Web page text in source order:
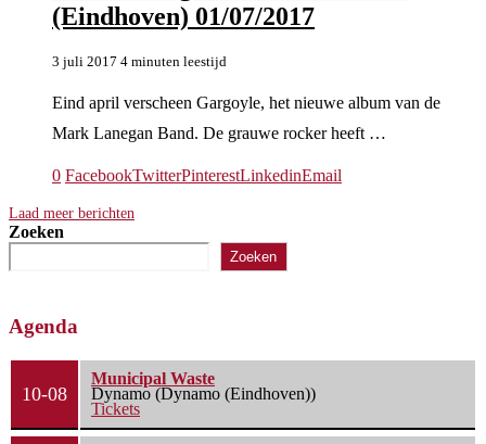
(Eindhoven) 01/07/2017
3 juli 2017 4 minuten leestijd
Eind april verscheen Gargoyle, het nieuwe album van de
Mark Lanegan Band. De grauwe rocker heeft …
0 FacebookTwitterPinterestLinkedinEmail
Laad meer berichten
Zoeken
Zoeken
Agenda
10-08
Municipal Waste
Dynamo (Dynamo (Eindhoven))
Tickets